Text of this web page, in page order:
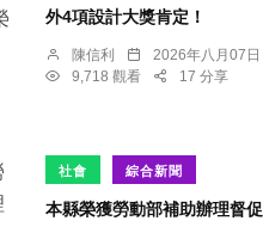
外4項設計大獎肯定！
陳信利
2026年八月07日
9,718 觀看
17 分享
社會 綜合新聞
本縣榮獲勞動部補助辦理督促